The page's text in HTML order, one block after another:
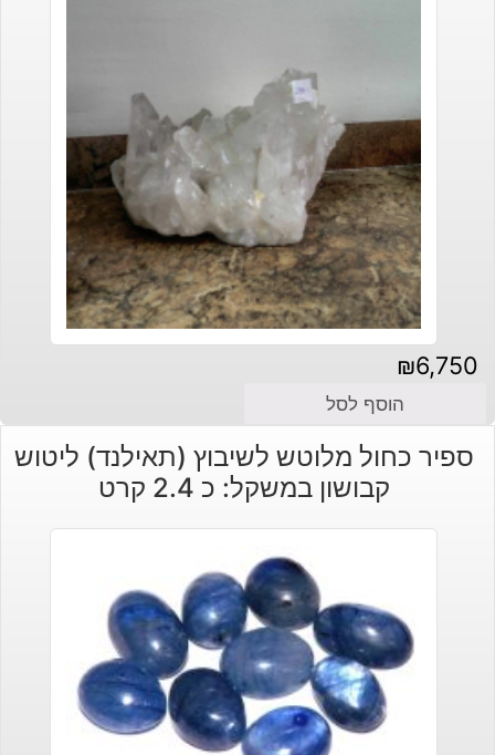
₪6,750
הוסף לסל
ספיר כחול מלוטש לשיבוץ (תאילנד) ליטוש
קבושון במשקל: כ 2.4 קרט